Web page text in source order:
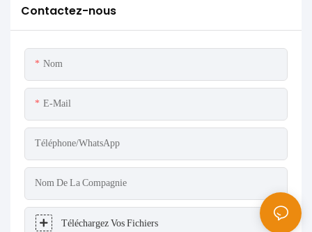
Contactez-nous
Nom
E-Mail
Téléphone/WhatsApp
Nom De La Compagnie
Téléchargez Vos Fichiers